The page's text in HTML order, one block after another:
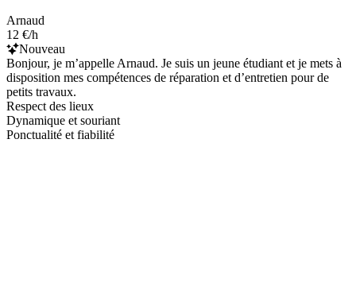
Arnaud
12 €/h
Nouveau
Bonjour, je m’appelle Arnaud. Je suis un jeune étudiant et je mets à
disposition mes compétences de réparation et d’entretien pour de
petits travaux.
Respect des lieux
Dynamique et souriant
Ponctualité et fiabilité